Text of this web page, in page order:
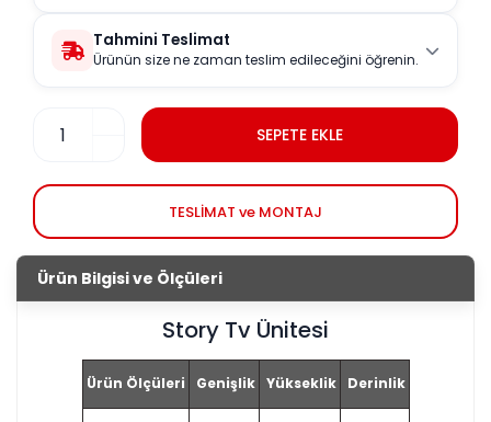
Tahmini Teslimat
Ürünün size ne zaman teslim edileceğini öğrenin.
SEPETE EKLE
TESLİMAT ve MONTAJ
Ürün Bilgisi ve Ölçüleri
Story Tv Ünitesi
Ürün Ölçüleri Genişlik Yükseklik Derinlik